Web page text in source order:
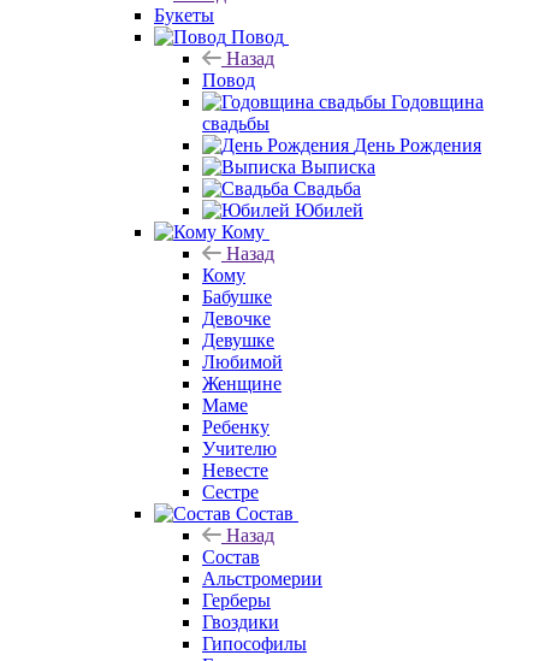
Букеты
Повод
Назад
Повод
Годовщина
свадьбы
День Рождения
Выписка
Свадьба
Юбилей
Кому
Назад
Кому
Бабушке
Девочке
Девушке
Любимой
Женщине
Маме
Ребенку
Учителю
Невесте
Сестре
Состав
Назад
Состав
Альстромерии
Герберы
Гвоздики
Гипософилы